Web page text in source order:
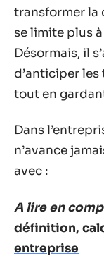
transformer la
se limite plus
Désormais, il
d’anticiper les
tout en
Dans
n’avance
avec :
A lire en
définition,
entreprise